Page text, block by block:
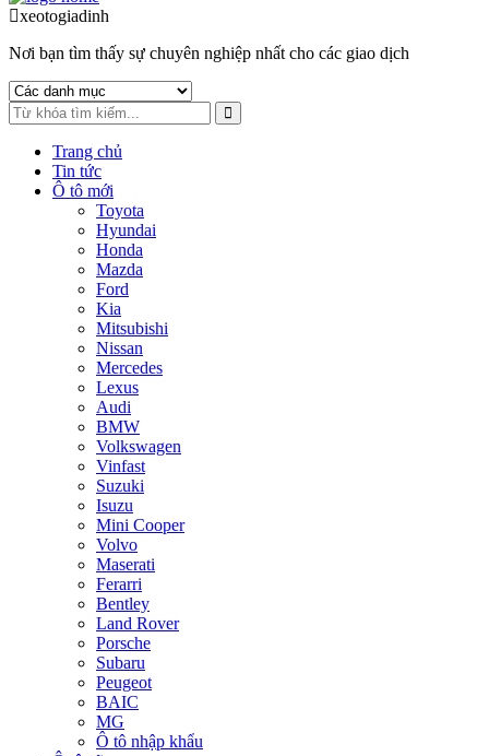
to
toxeotogiadinh
Nơi bạn tìm thấy sự chuyên nghiệp nhất cho các giao dịch
Trang chủ
Tin tức
Ô tô mới
Toyota
Hyundai
Honda
Mazda
Ford
Kia
Mitsubishi
Nissan
Mercedes
Lexus
Audi
BMW
Volkswagen
Vinfast
Suzuki
Isuzu
Mini Cooper
Volvo
Maserati
Ferarri
Bentley
Land Rover
Porsche
Subaru
Peugeot
BAIC
MG
Ô tô nhập khẩu